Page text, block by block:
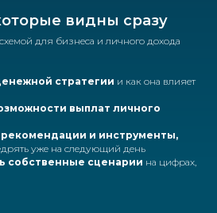
видны сразу
для бизнеса и личного дохода
стратегии и как она влияет
выплат личного
и инструменты,
уже на следующий день
собственные сценарии на цифрах,